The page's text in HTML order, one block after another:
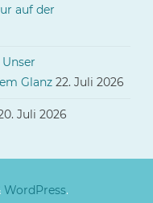
auf der
Glanz 22. Juli 2026
Juli 2026
WordPress.